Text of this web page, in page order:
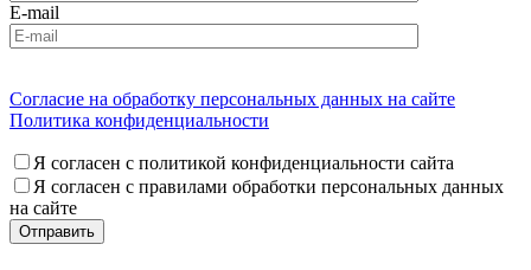
E-mail
Согласие на обработку персональных данных на сайте
Политика конфиденциальности
Я согласен с политикой конфиденциальности сайта
Я согласен с правилами обработки персональных данных
на сайте